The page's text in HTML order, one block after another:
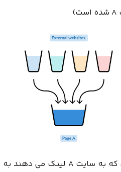
حالا فرض کنید سایت هایی که به سایت A لینک می دهند به